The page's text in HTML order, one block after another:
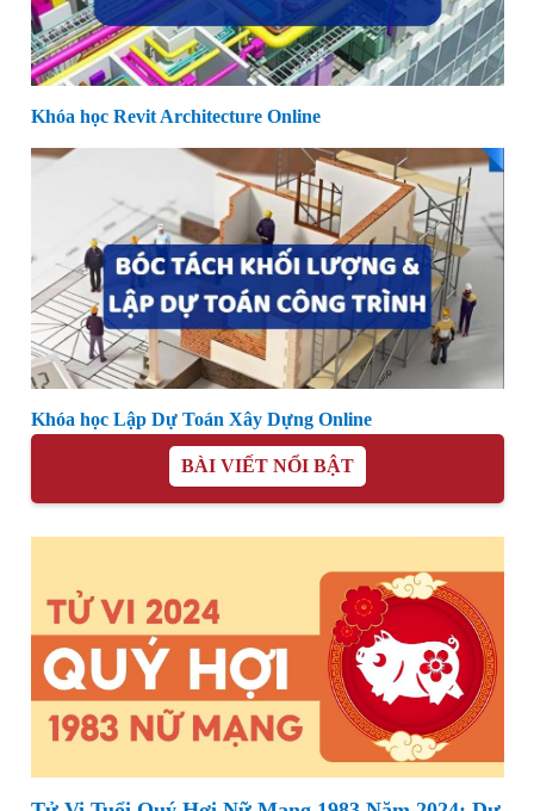
Khóa học Revit Architecture Online
Khóa học Lập Dự Toán Xây Dựng Online
BÀI VIẾT NỔI BẬT